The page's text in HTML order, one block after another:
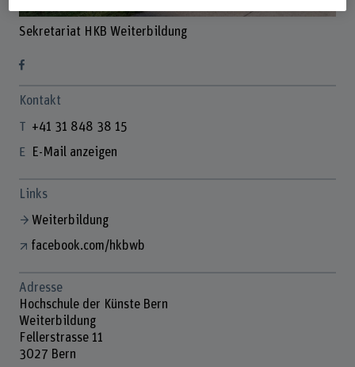
Sekretariat HKB Weiterbildung
Kontakt
+41 31 848 38 15
E-Mail anzeigen
Links
Weiterbildung
facebook.com/hkbwb
Adresse
Hochschule der Künste Bern
Weiterbildung
Fellerstrasse 11
3027 Bern